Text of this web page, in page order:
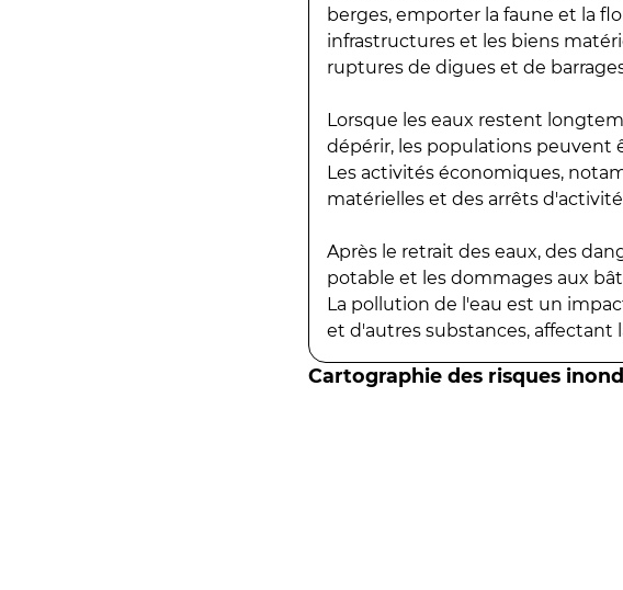
berges, emporter la faune et la
infrastructures et les biens
ruptures de digues et de
Lorsque les eaux restent
dépérir, les populations peuvent
Les activités économiques,
matérielles et des arrêts
Après le retrait des eaux, des
potable et les dommages aux
La pollution de l'eau est un
et d'autres substances, affectant
Cartographie des risques